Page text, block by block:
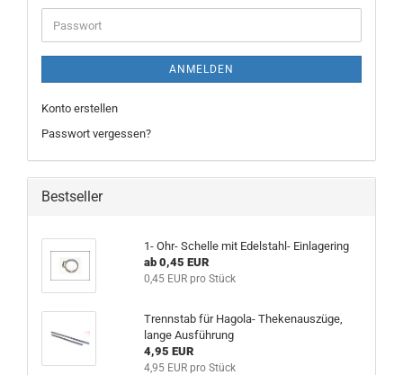
Adresse
Passwort
ANMELDEN
Konto erstellen
Passwort vergessen?
Bestseller
1- Ohr- Schelle mit Edelstahl- Einlagering
ab 0,45 EUR
0,45 EUR pro Stück
Trennstab für Hagola- Thekenauszüge,
lange Ausführung
4,95 EUR
4,95 EUR pro Stück